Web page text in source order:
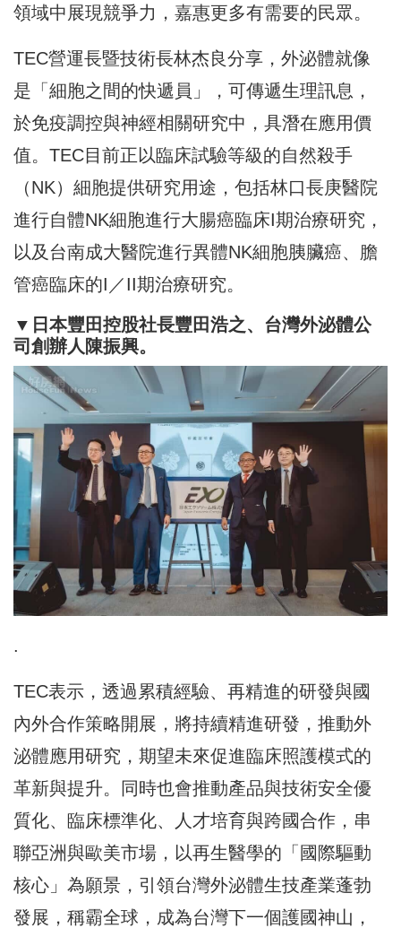
領域中展現競爭力，嘉惠更多有需要的民眾。
TEC營運長暨技術長林杰良分享，外泌體就像
是「細胞之間的快遞員」，可傳遞生理訊息，
於免疫調控與神經相關研究中，具潛在應用價
值。TEC目前正以臨床試驗等級的自然殺手
（NK）細胞提供研究用途，包括林口長庚醫院
進行自體NK細胞進行大腸癌臨床I期治療研究，
以及台南成大醫院進行異體NK細胞胰臟癌、膽
管癌臨床的I／II期治療研究。
▼日本豐田控股社長豐田浩之、台灣外泌體公
司創辦人陳振興。
.
TEC表示，透過累積經驗、再精進的研發與國
內外合作策略開展，將持續精進研發，推動外
泌體應用研究，期望未來促進臨床照護模式的
革新與提升。同時也會推動產品與技術安全優
質化、臨床標準化、人才培育與跨國合作，串
聯亞洲與歐美市場，以再生醫學的「國際驅動
核心」為願景，引領台灣外泌體生技產業蓬勃
發展，稱霸全球，成為台灣下一個護國神山，